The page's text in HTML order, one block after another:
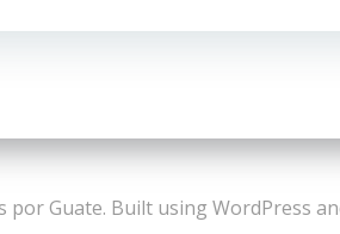
por Guate. Built using WordPress